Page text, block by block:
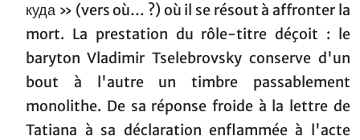
куда » (vers où… ?) où il se résout à affronter la
mort. La prestation du rôle-titre déçoit : le
baryton Vladimir Tselebrovsky conserve d'un
bout à l'autre un timbre passablement
monolithe. De sa réponse froide à la lettre de
Tatiana à sa déclaration enflammée à l'acte